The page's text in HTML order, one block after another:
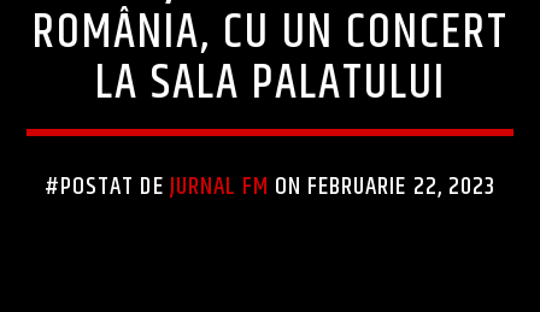
ROMÂNIA, CU UN CONCERT
LA SALA PALATULUI
#POSTAT DEJURNAL FM ON FEBRUARIE 22, 2023